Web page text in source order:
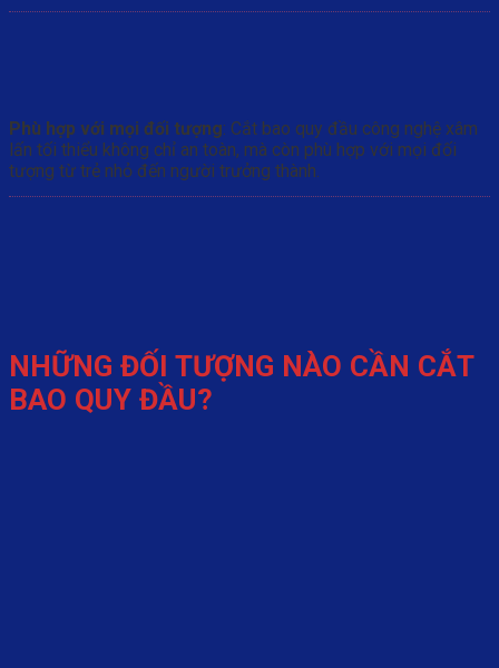
Phù hợp với mọi đối tượng: Cắt bao quy đầu công nghệ xâm
lấn tối thiểu không chỉ an toàn, mà còn phù hợp với mọi đối
tượng từ trẻ nhỏ đến người trưởng thành.
NHỮNG ĐỐI TƯỢNG NÀO CẦN CẮT
BAO QUY ĐẦU?